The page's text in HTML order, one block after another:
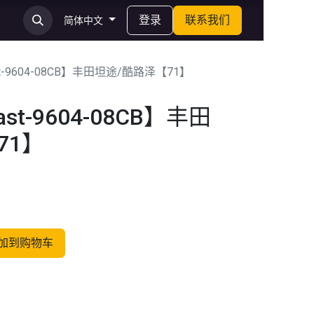
简体中文 登录 联系我们
08CB】丰田坦途/酷路泽【71】
9604-08CB】丰田
】
到购物车